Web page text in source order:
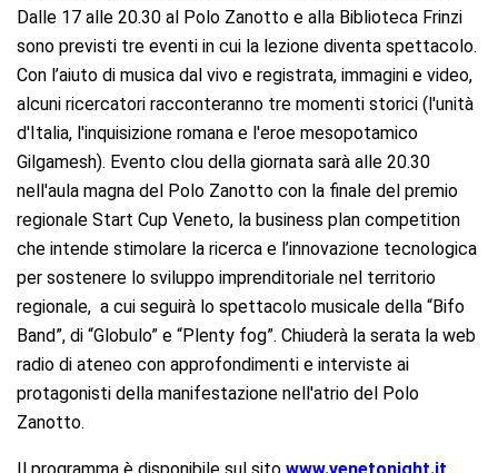
Dalle 17 alle 20.30 al Polo Zanotto e alla Biblioteca Frinzi
sono previsti tre eventi in cui la lezione diventa spettacolo.
Con l’aiuto di musica dal vivo e registrata, immagini e video,
alcuni ricercatori racconteranno tre momenti storici (l'unità
d'Italia, l'inquisizione romana e l'eroe mesopotamico
Gilgamesh). Evento clou della giornata sarà alle 20.30
nell'aula magna del Polo Zanotto con la finale del premio
regionale Start Cup Veneto, la business plan competition
che intende stimolare la ricerca e l’innovazione tecnologica
per sostenere lo sviluppo imprenditoriale nel territorio
regionale, a cui seguirà lo spettacolo musicale della “Bifo
Band”, di “Globulo” e “Plenty fog”. Chiuderà la serata la web
radio di ateneo con approfondimenti e interviste ai
protagonisti della manifestazione nell'atrio del Polo
Zanotto.